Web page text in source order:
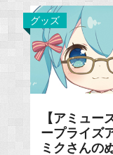
グッズ
【アミュー
ープライズ
ミクさんの